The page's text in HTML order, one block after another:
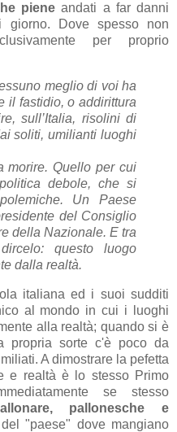
piene andati a far danni
giorno. Dove spesso non
per proprio
meglio di voi ha
il fastidio, o addirittura
sull’Italia, risolini di
soliti, umilianti luoghi
morire. Quello per cui
debole, che si
Un Paese
del Consiglio
della Nazionale. E tra
questo luogo
dalla realtà.
italiana ed i suoi sudditi
al mondo in cui i luoghi
alla realtà; quando si è
propria sorte c'è poco da
A dimostrare la pefetta
e realtà è lo stesso Primo
se stesso
pallonesche e
"paese" dove mangiano